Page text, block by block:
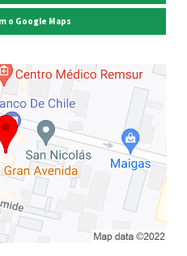
o Google Maps